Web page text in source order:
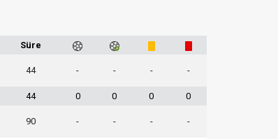
Süre
44 - - - -
44 0 0 0 0
90 - - - -